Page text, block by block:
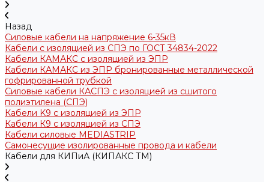
Назад
Силовые кабели на напряжение 6-35кВ
Кабели с изоляцией из СПЭ по ГОСТ 34834-2022
Кабели КАМАКС с изоляцией из ЭПР
Кабели КАМАКС из ЭПР бронированные металлической
гофрированной трубкой
Силовые кабели КАСПЭ с изоляцией из сшитого
полиэтилена (СПЭ)
Кабели K9 с изоляцией из ЭПР
Кабели К9 с изоляцией из СПЭ
Кабели силовые MEDIASTRIP
Самонесущие изолированные провода и кабели
Кабели для КИПиА (КИПАКС ТМ)